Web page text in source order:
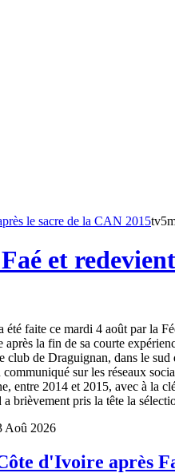
et
faite ce mardi 4 août par la
la fin de sa courte
de Draguignan, dans le
sur les réseaux
entre 2014 et 2015, avec à la
brièvement pris la tête la
Aoû 2026
d'Ivoire après